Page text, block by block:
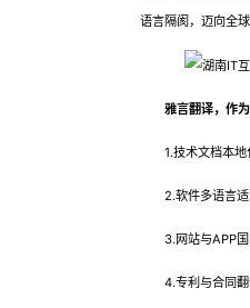
语言隔阂，迈向全球
雅言翻译，作
1.技术文档本地化
2.软件多语言适配
3.网站与APP国际
4.专利与合同翻译